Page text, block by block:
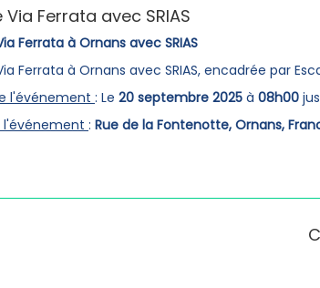
Via Ferrata avec SRIAS
Ferrata à Ornans avec SRIAS
Ferrata à Ornans avec SRIAS, encadrée par
l'événement : Le 20 septembre 2025 à 08h00
l'événement : Rue de la Fontenotte, Ornans,